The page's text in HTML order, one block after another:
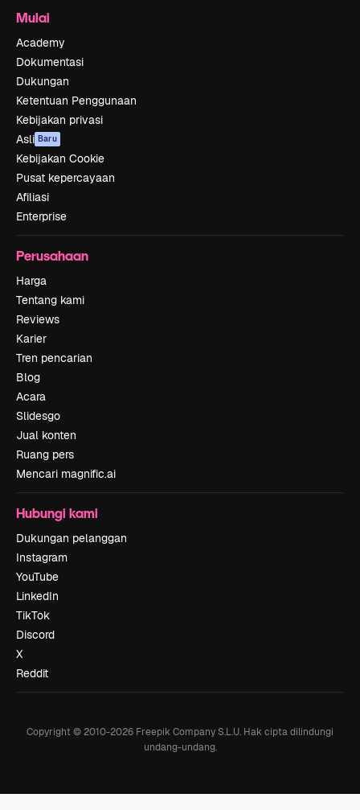
Mulai
Academy
Dokumentasi
Dukungan
Ketentuan Penggunaan
Kebijakan privasi
Asli Baru
Kebijakan Cookie
Pusat kepercayaan
Afiliasi
Enterprise
Perusahaan
Harga
Tentang kami
Reviews
Karier
Tren pencarian
Blog
Acara
Slidesgo
Jual konten
Ruang pers
Mencari magnific.ai
Hubungi kami
Dukungan pelanggan
Instagram
YouTube
LinkedIn
TikTok
Discord
X
Reddit
Copyright © 2010-2026 Freepik Company S.L.U. Hak cipta dilindungi
undang-undang.